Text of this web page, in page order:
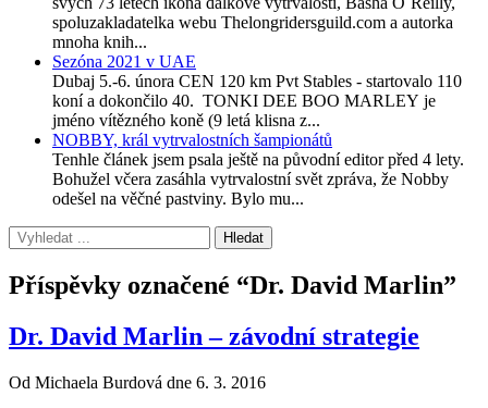
spoluzakladatelka webu Thelongridersguild.com a autorka
mnoha knih...
Sezóna 2021 v UAE
Dubaj 5.-6. února CEN 120 km Pvt Stables - startovalo 110
koní a dokončilo 40. TONKI DEE BOO MARLEY je
jméno vítězného koně (9 letá klisna z...
NOBBY, král vytrvalostních šampionátů
Tenhle článek jsem psala ještě na původní editor před 4 lety.
Bohužel včera zasáhla vytrvalostní svět zpráva, že Nobby
odešel na věčné pastviny. Bylo mu...
Příspěvky označené “Dr. David Marlin”
Dr. David Marlin – závodní strategie
Od Michaela Burdová dne 6. 3. 2016